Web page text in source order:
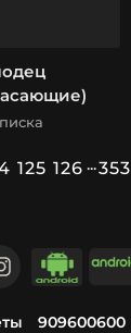
125 126 ...353
909600600